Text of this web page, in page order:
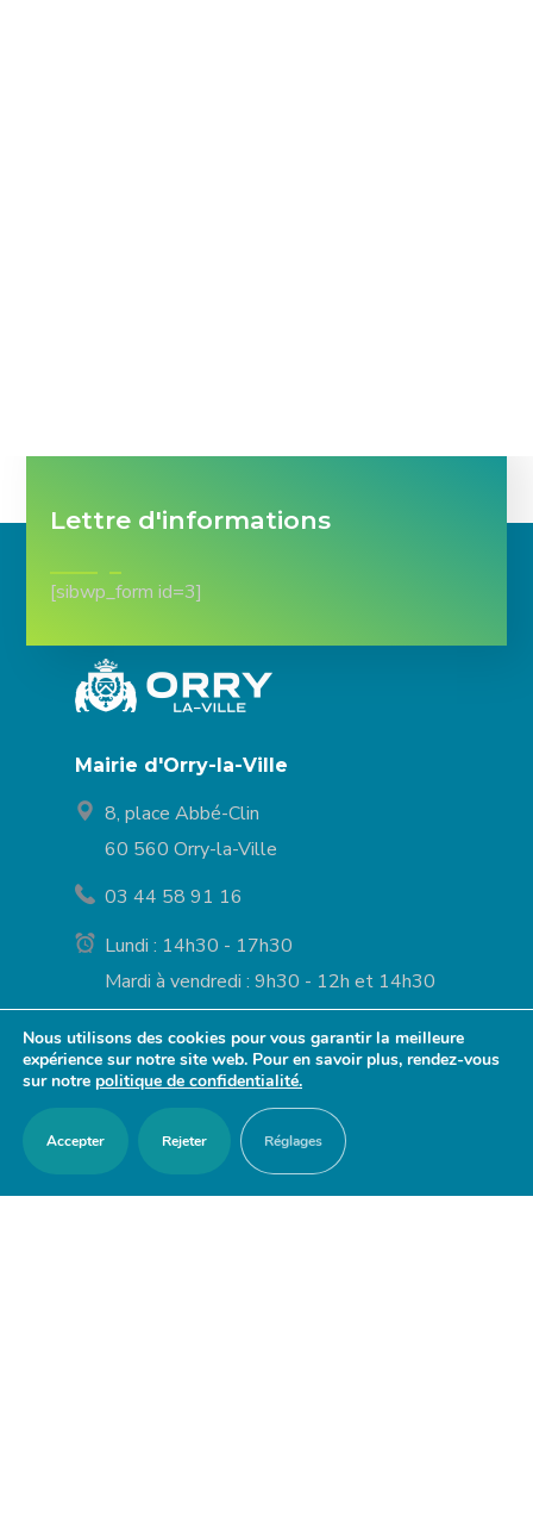
Lettre d'informations
[sibwp_form id=3]
Mairie d'Orry-la-Ville
8, place Abbé-Clin
60 560 Orry-la-Ville
03 44 58 91 16
Lundi : 14h30 - 17h30
Mardi à vendredi : 9h30 - 12h et 14h30
- 17h30
Samedi : 9h30 - 12h
Nous utilisons des cookies pour vous garantir la meilleure
expérience sur notre site web. Pour en savoir plus, rendez-vous
sur notre politique de confidentialité.
Accepter Rejeter Réglages